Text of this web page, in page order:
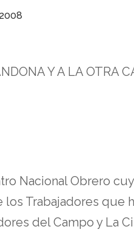
Y A LA OTRA
Nacional Obrero
Trabajadores que
del Campo y La